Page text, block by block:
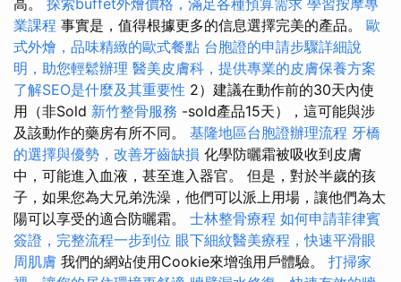
高。 探索buffet外燴價格，滿足各種預算需求 學習按摩專
業課程 事實是，值得根據更多的信息選擇完美的產品。 歐
式外燴，品味精緻的歐式餐點 台胞證的申請步驟詳細說
明，助您輕鬆辦理 醫美皮膚科，提供專業的皮膚保養方案
了解SEO是什麼及其重要性 2）建議在動作前的30天內使
用（非Sold 新竹整骨服務 -sold產品15天），這可能與涉
及該動作的藥房有所不同。 基隆地區台胞證辦理流程 牙橋
的選擇與優勢，改善牙齒缺損 化學防曬霜被吸收到皮膚
中，可能進入血液，甚至進入器官。 但是，對於半歲的孩
子，如果您為大兄弟洗澡，他們可以派上用場，讓他們為太
陽可以享受的適合防曬霜。 士林整骨療程 如何申請菲律賓
簽證，完整流程一步到位 眼下細紋醫美療程，快速平滑眼
周肌膚 我們的網站使用Cookie來增強用戶體驗。 打掃家